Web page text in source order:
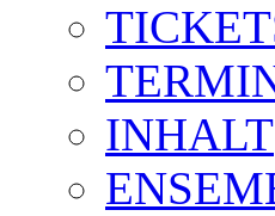
INHALT